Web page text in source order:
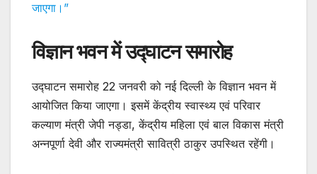
जाएगा।”
विज्ञान भवन में उद्घाटन समारोह
उद्घाटन समारोह 22 जनवरी को नई दिल्ली के विज्ञान भवन में
आयोजित किया जाएगा। इसमें केंद्रीय स्वास्थ्य एवं परिवार
कल्याण मंत्री जेपी नड्डा, केंद्रीय महिला एवं बाल विकास मंत्री
अन्नपूर्णा देवी और राज्यमंत्री सावित्री ठाकुर उपस्थित रहेंगी।